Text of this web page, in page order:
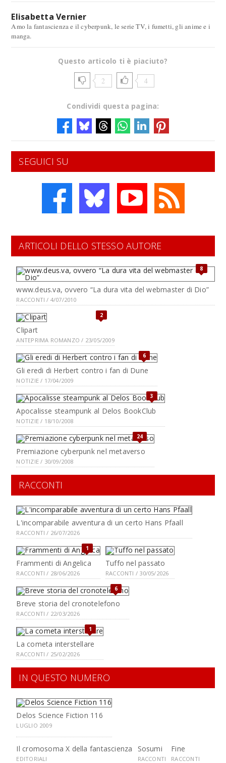
Elisabetta Vernier
Amo la fantascienza e il cyberpunk, le serie TV, i fumetti, gli anime e i
manga.
Questo articolo ti è piaciuto?
2 4
Condividi questa pagina:
SEGUICI SU
ARTICOLI DELLO STESSO AUTORE
8
www.deus.va, ovvero “La dura vita del webmaster di Dio”
RACCONTI / 4/07/2010
2
Clipart
ANTEPRIMA ROMANZO / 23/05/2009
6
Gli eredi di Herbert contro i fan di Dune
NOTIZIE / 17/04/2009
3
Apocalisse steampunk al Delos BookClub
NOTIZIE / 18/10/2008
24
Premiazione cyberpunk nel metaverso
NOTIZIE / 30/09/2008
RACCONTI
L'incomparabile avventura di un certo Hans Pfaall
RACCONTI / 26/07/2026
1
Frammenti di Angelica
RACCONTI / 28/06/2026
Tuffo nel passato
RACCONTI / 30/05/2026
6
Breve storia del cronotelefono
RACCONTI / 22/03/2026
1
La cometa interstellare
RACCONTI / 25/02/2026
IN QUESTO NUMERO
Delos Science Fiction 116
LUGLIO 2009
Il cromosoma X della fantascienza
EDITORIALI
Sosumi
RACCONTI
Fine
RACCONTI